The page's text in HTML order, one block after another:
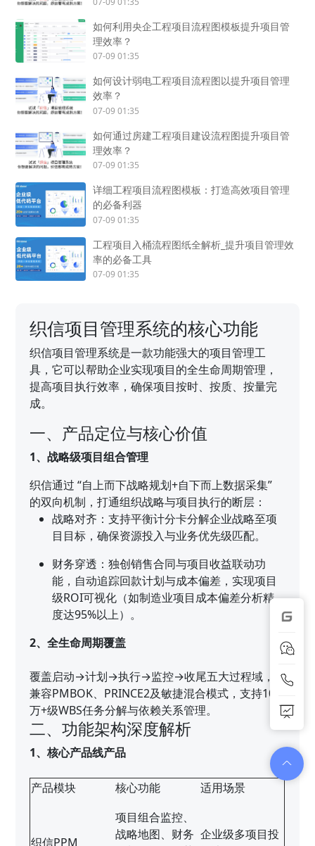
如何利用央企工程项目流程图模板提升项目管
理效率？
07-09 01:35
如何设计弱电工程项目流程图以提升项目管理
效率？
07-09 01:35
如何通过房建工程项目建设流程图提升项目管
理效率？
07-09 01:35
详细工程项目流程图模板：打造高效项目管理
的必备利器
07-09 01:35
工程项目入桶流程图纸全解析_提升项目管理效
率的必备工具
07-09 01:35
织信项目管理系统的核心功能
织信项目管理系统是一款功能强大的项目管理工
具，它可以帮助企业实现项目的全生命周期管理，
提高项目执行效率，确保项目按时、按质、按量完
成。
一、产品定位与核心价值
1、战略级项目组合管理
织信通过 “自上而下战略规划+自下而上数据采集”
的双向机制，打通组织战略与项目执行的断层：
战略对齐：支持平衡计分卡分解企业战略至项
目目标，确保资源投入与业务优先级匹配。
财务穿透：独创销售合同与项目收益联动功
能，自动追踪回款计划与成本偏差，实现项目
级ROI可视化（如制造业项目成本偏差分析精
度达95%以上）。
2、全生命周期覆盖
覆盖启动→计划→执行→监控→收尾五大过程域，
兼容PMBOK、PRINCE2及敏捷混合模式，支持10
万+级WBS任务分解与依赖关系管理。
二、功能架构深度解析
1、核心产品线产品
产品模块 核心功能 适用场景
织信PPM
项目组合监控、
战略地图、财务 企业级多项目投